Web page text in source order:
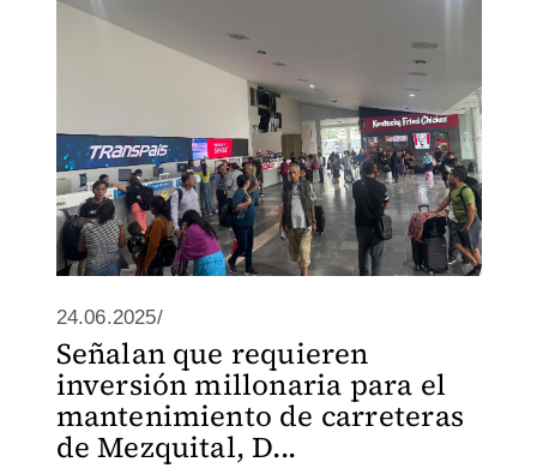
24.06.2025/
Señalan que requieren
inversión millonaria para el
mantenimiento de carreteras
de Mezquital, D...